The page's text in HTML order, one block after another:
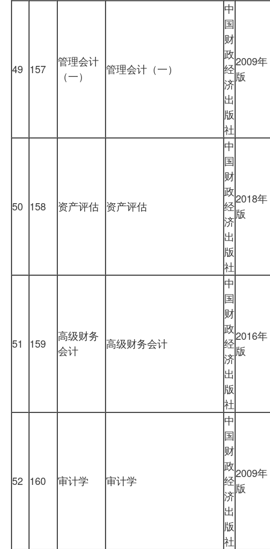
49 157
管理会计
（一）
管理会计（一）
中
国
财
政
经
济
出
版
社
2009年
版
50 158 资产评估 资产评估
中
国
财
政
经
济
出
版
社
2018年
版
51 159
高级财务
会计
高级财务会计
中
国
财
政
经
济
出
版
社
2016年
版
52 160 审计学 审计学
中
国
财
政
经
济
出
版
社
2009年
版